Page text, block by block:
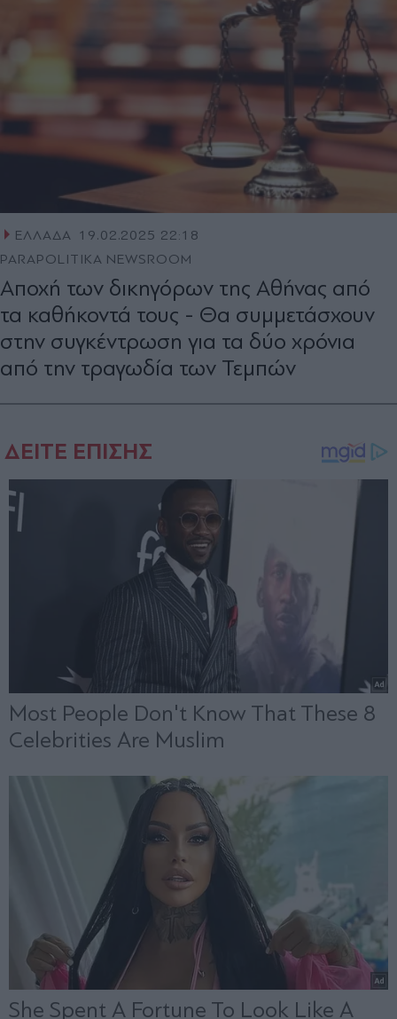
ΕΛΛΑΔΑ 19.02.2025 22:18
PARAPOLITIKA NEWSROOM
Αποχή των δικηγόρων της Αθήνας από
τα καθήκοντά τους - Θα συμμετάσχουν
στην συγκέντρωση για τα δύο χρόνια
από την τραγωδία των Τεμπών